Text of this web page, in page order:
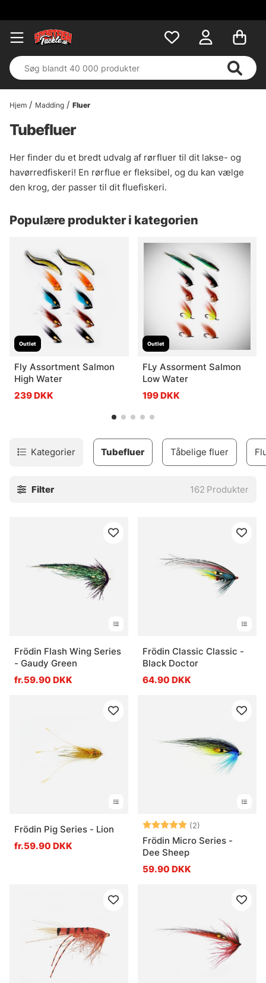
Hjem Madding Fluer
Tubefluer
Her finder du et bredt udvalg af rørfluer til dit lakse- og
havørredfiskeri! En rørflue er fleksibel, og du kan vælge
den krog, der passer til dit fluefiskeri.
Populære produkter i kategorien
Outlet
Fly Assortment Salmon
High Water
239 DKK
Outlet
FLy Assorment Salmon
Low Water
199 DKK
Kategorier Tåbelige fluer
Tubefluer
Filter 162 Produkter
Frödin Flash Wing Series
- Gaudy Green
fr.59.90 DKK
Frödin Classic Classic -
Black Doctor
64.90 DKK
Frödin Pig Series - Lion
fr.59.90 DKK
Vurdering: (2)
Frödin Micro Series -
Dee Sheep
59.90 DKK